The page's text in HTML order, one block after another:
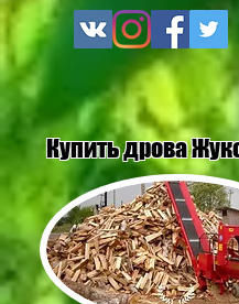
Купить дрова